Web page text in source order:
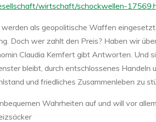
wirtschaft/schockwellen-
als geopolitische Waffen
Doch wer zahlt den Preis? Haben wir
Claudia Kemfert gibt Antworten. Und
bleibt, durch entschlossenes Handeln
und friedliches Zusammenleben zu
Wahrheiten auf und will vor